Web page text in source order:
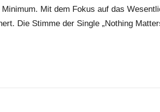
Mit dem Fokus auf das
Die Stimme der Single „Nothing